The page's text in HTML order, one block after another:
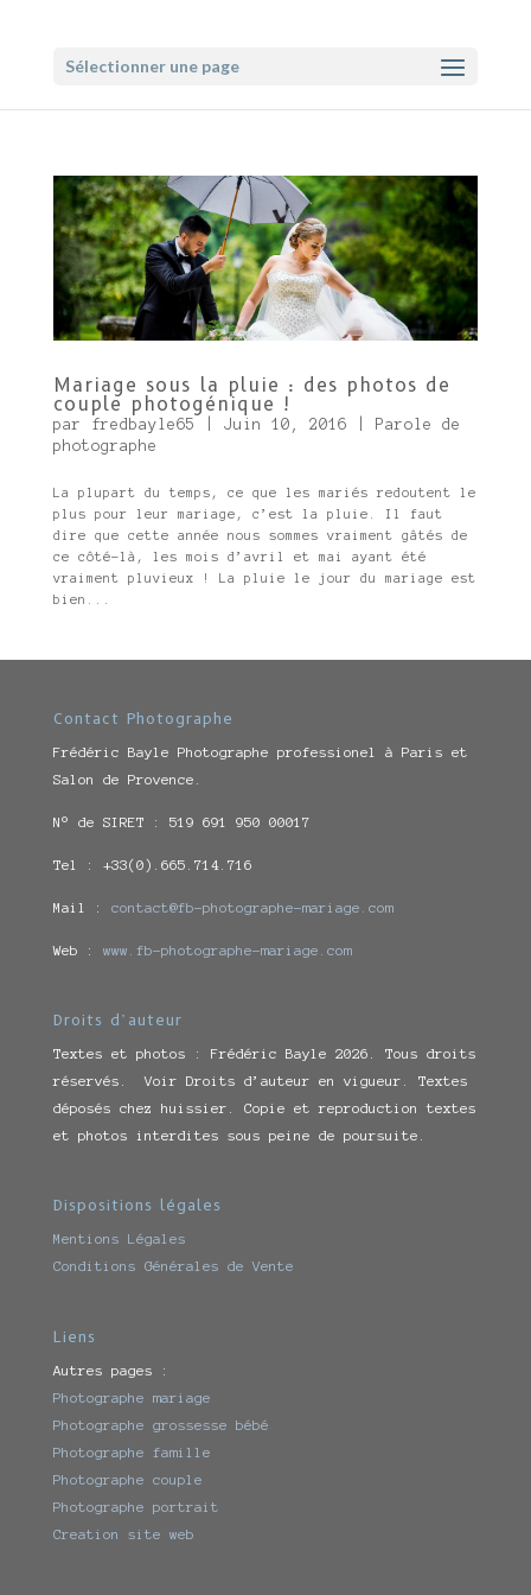
Sélectionner une page
Mariage sous la pluie : des photos de
couple photogénique !
par fredbayle65 Juin 10, 2016
Parole de
photographe
La plupart du temps, ce que les mariés redoutent le
plus pour leur mariage, c’est la pluie. Il faut
dire que cette année nous sommes vraiment gâtés de
ce côté-là, les mois d’avril et mai ayant été
vraiment pluvieux ! La pluie le jour du mariage est
bien...
Contact Photographe
Frédéric Bayle Photographe professionel à Paris et
Salon de Provence.
N° de SIRET : 519 691 950 00017
Tel : +33(0).665.714.716
Mail : contact@fb-photographe-mariage.com
Web : www.fb-photographe-mariage.com
Droits d’auteur
Textes et photos : Frédéric Bayle 2026. Tous droits
réservés. Voir Droits d’auteur en vigueur. Textes
déposés chez huissier. Copie et reproduction textes
et photos interdites sous peine de poursuite.
Dispositions légales
Mentions Légales
Conditions Générales de Vente
Liens
Autres pages :
Photographe mariage
Photographe grossesse bébé
Photographe famille
Photographe couple
Photographe portrait
Creation site web